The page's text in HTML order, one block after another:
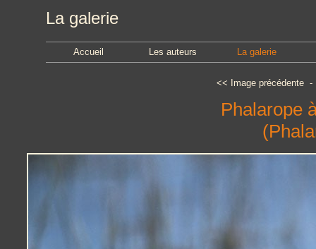
La galerie
Accueil Les auteurs La galerie
<< Image précédente
Phalarope